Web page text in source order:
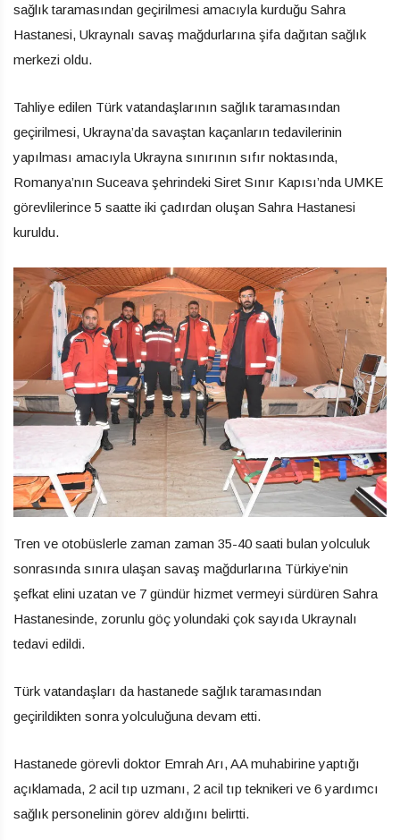
sağlık taramasından geçirilmesi amacıyla kurduğu Sahra
Hastanesi, Ukraynalı savaş mağdurlarına şifa dağıtan sağlık
merkezi oldu.
Tahliye edilen Türk vatandaşlarının sağlık taramasından
geçirilmesi, Ukrayna’da savaştan kaçanların tedavilerinin
yapılması amacıyla Ukrayna sınırının sıfır noktasında,
Romanya’nın Suceava şehrindeki Siret Sınır Kapısı’nda UMKE
görevlilerince 5 saatte iki çadırdan oluşan Sahra Hastanesi
kuruldu.
Tren ve otobüslerle zaman zaman 35-40 saati bulan yolculuk
sonrasında sınıra ulaşan savaş mağdurlarına Türkiye’nin
şefkat elini uzatan ve 7 gündür hizmet vermeyi sürdüren Sahra
Hastanesinde, zorunlu göç yolundaki çok sayıda Ukraynalı
tedavi edildi.
Türk vatandaşları da hastanede sağlık taramasından
geçirildikten sonra yolculuğuna devam etti.
Hastanede görevli doktor Emrah Arı, AA muhabirine yaptığı
açıklamada, 2 acil tıp uzmanı, 2 acil tıp teknikeri ve 6 yardımcı
sağlık personelinin görev aldığını belirtti.